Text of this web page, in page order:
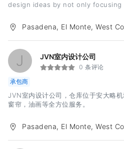
design ideas by not only
utilizing the space In the most
have undergone our
Our experienced design team
and desires. Throughout our
made sure that our services are
customer satisfaction our
steadily increasing in number.
Pasadena, El Monte, West
J JVN室内设计公司
0 条评论
承包商
JVN室内设计公司，仓库位于安大略机
窗帘，油画等全方位服务。
Pasadena, El Monte, West